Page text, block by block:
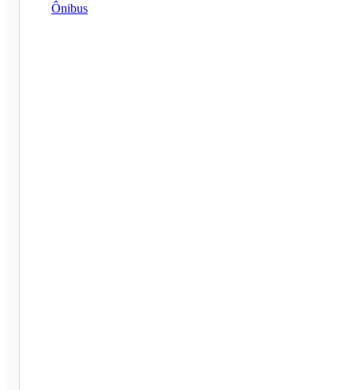
Ônibus